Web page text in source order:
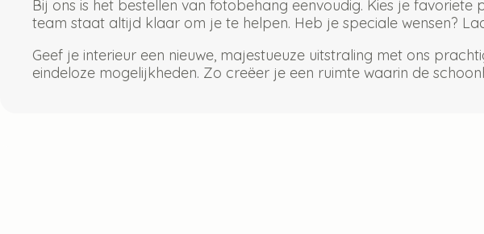
Bij ons is het bestellen van fotobehang eenvoudig. Kies je
team staat altijd klaar om je te helpen. Heb je speciale wensen?
Geef je interieur een nieuwe, majestueuze uitstraling met ons
eindeloze mogelijkheden. Zo creëer je een ruimte waarin de